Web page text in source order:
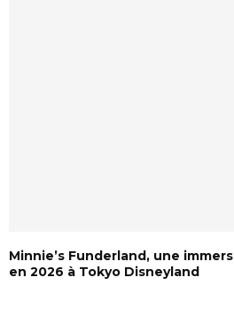
Minnie’s Funderland, une
en 2026 à Tokyo Disneyland